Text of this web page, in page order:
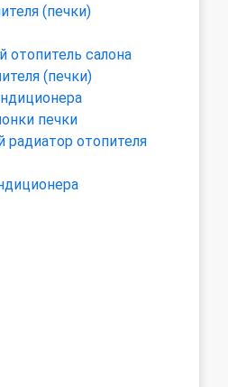
(печки)
отопитель салона
(печки)
печки
радиатор отопителя